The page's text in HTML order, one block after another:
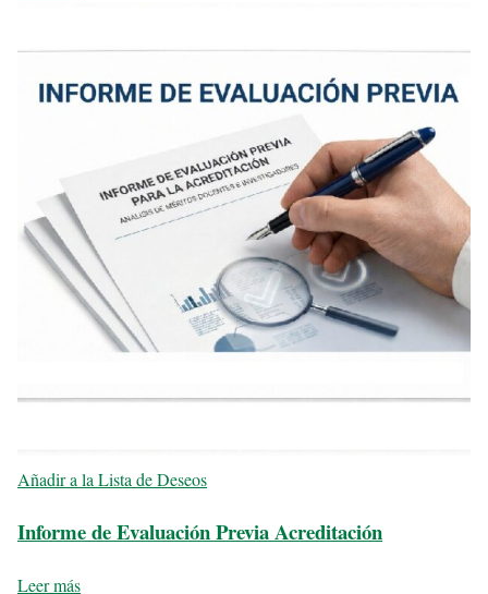
Añadir a la Lista de Deseos
Informe de Evaluación Previa Acreditación
Leer más